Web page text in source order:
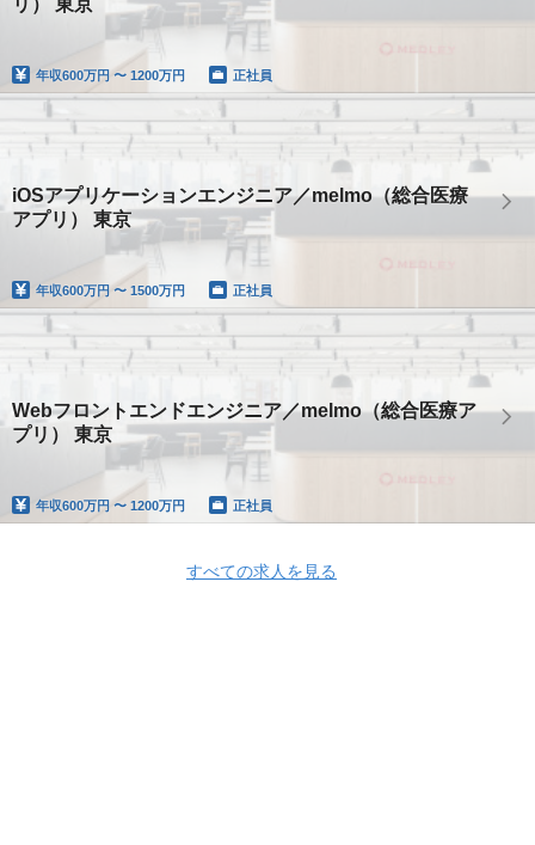
リ） 東京
年収600万円 〜 1200万円 正社員
iOSアプリケーションエンジニア／melmo（総合医療
アプリ） 東京
年収600万円 〜 1500万円 正社員
Webフロントエンドエンジニア／melmo（総合医療ア
プリ） 東京
年収600万円 〜 1200万円 正社員
すべての求人を見る